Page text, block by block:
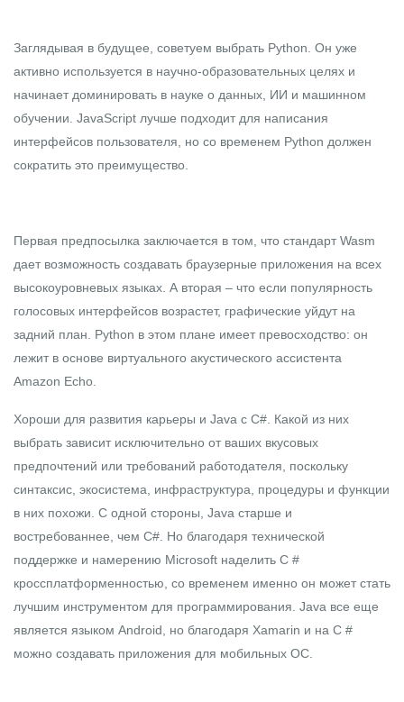
Заглядывая в будущее, советуем выбрать Python. Он уже
активно используется в научно-образовательных целях и
начинает доминировать в науке о данных, ИИ и машинном
обучении. JavaScript лучше подходит для написания
интерфейсов пользователя, но со временем Python должен
сократить это преимущество.
Первая предпосылка заключается в том, что стандарт Wasm
дает возможность создавать браузерные приложения на всех
высокоуровневых языках. А вторая – что если популярность
голосовых интерфейсов возрастет, графические уйдут на
задний план. Python в этом плане имеет превосходство: он
лежит в основе виртуального акустического ассистента
Amazon Echo.
Хороши для развития карьеры и Java с C#. Какой из них
выбрать зависит исключительно от ваших вкусовых
предпочтений или требований работодателя, поскольку
синтаксис, экосистема, инфраструктура, процедуры и функции
в них похожи. С одной стороны, Java старше и
востребованнее, чем C#. Но благодаря технической
поддержке и намерению Microsoft наделить C #
кроссплатформенностью, со временем именно он может стать
лучшим инструментом для программирования. Java все еще
является языком Android, но благодаря Xamarin и на C #
можно создавать приложения для мобильных ОС.